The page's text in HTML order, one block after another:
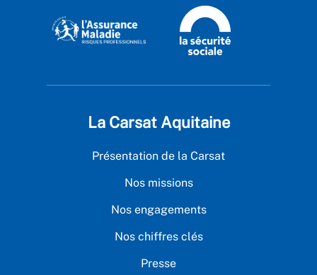
La Carsat Aquitaine
Présentation de la Carsat
Nos missions
Nos engagements
Nos chiffres clés
Presse